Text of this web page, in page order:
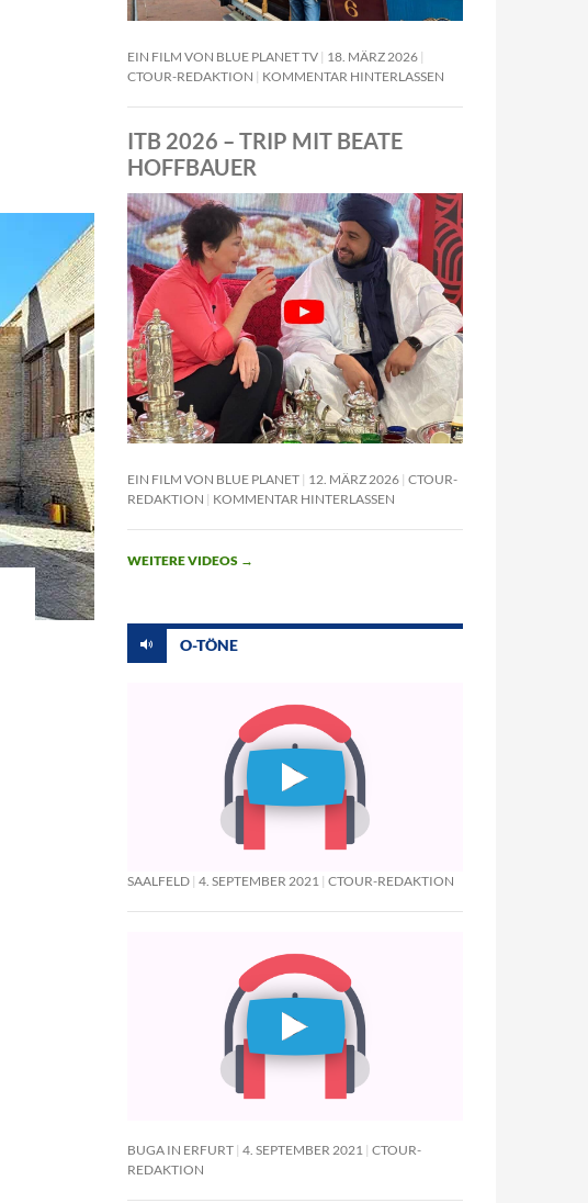
EIN FILM VON BLUE PLANET TV 18. MÄRZ 2026
CTOUR-REDAKTION
KOMMENTAR HINTERLASSEN
ITB 2026 – TRIP MIT BEATE
HOFFBAUER
EIN FILM VON BLUE PLANET 12. MÄRZ 2026 CTOUR-
REDAKTION
KOMMENTAR HINTERLASSEN
WEITERE VIDEOS →
O-TÖNE
SAALFELD 4. SEPTEMBER 2021 CTOUR-REDAKTION
BUGA IN ERFURT 4. SEPTEMBER 2021
CTOUR-
REDAKTION